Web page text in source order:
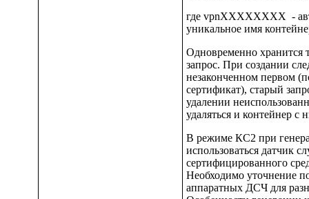
где vpnXXXXXXXX -
уникальное имя
Одновременно хранится
запрос. При создании
незаконченном первом
сертификат), старый
удалении
удаляться и контейнер с
В режиме КС2 при
использоваться датчик
сертифицированного
Необходимо уточнение
аппаратных ДСЧ для